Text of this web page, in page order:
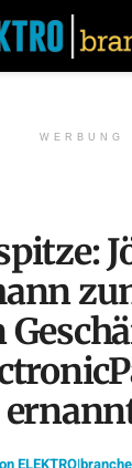
WERBUNG